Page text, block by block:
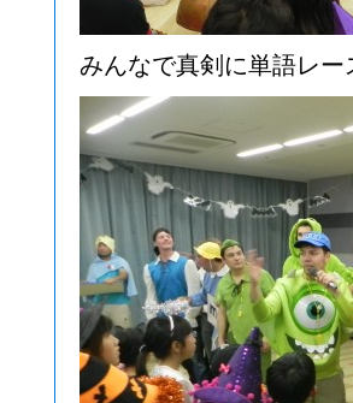
みんなで真剣に単語レ